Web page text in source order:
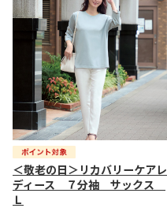
＜敬老の日＞リカバリーケアレ
ディース ７分袖 サックス
Ｌ